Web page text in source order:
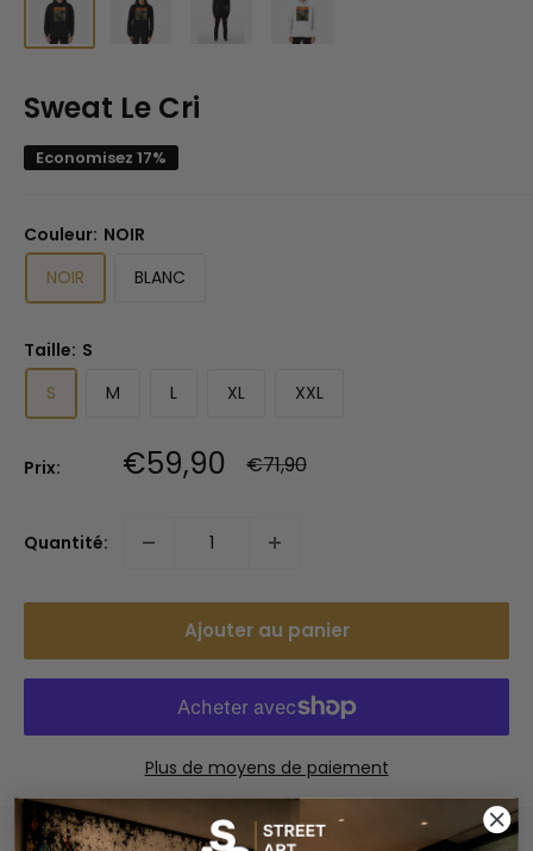
Sweat Le Cri
Economisez 17%
Couleur: NOIR
NOIR
BLANC
Taille: S
S
M L XL XXL
Prix: Prix
réduit
€59,90 Prix
normal
€71,90
Quantité:
Ajouter au panier
Plus de moyens de paiement